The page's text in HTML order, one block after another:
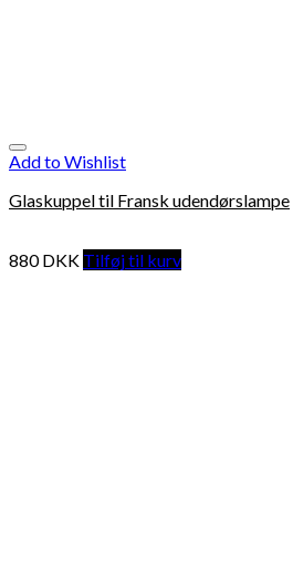
Add to Wishlist
Glaskuppel til Fransk udendørslampe
880DKK Tilføj til kurv